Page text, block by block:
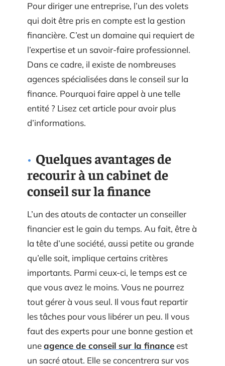
Pour diriger une entreprise, l’un des volets
qui doit être pris en compte est la gestion
financière. C’est un domaine qui requiert de
l’expertise et un savoir-faire professionnel.
Dans ce cadre, il existe de nombreuses
agences spécialisées dans le conseil sur la
finance. Pourquoi faire appel à une telle
entité ? Lisez cet article pour avoir plus
d’informations.
Quelques avantages de
recourir à un cabinet de
conseil sur la finance
L’un des atouts de contacter un conseiller
financier est le gain du temps. Au fait, être à
la tête d’une société, aussi petite ou grande
qu’elle soit, implique certains critères
importants. Parmi ceux-ci, le temps est ce
que vous avez le moins. Vous ne pourrez
tout gérer à vous seul. Il vous faut repartir
les tâches pour vous libérer un peu. Il vous
faut des experts pour une bonne gestion et
uneagence de conseil sur la financeest
un sacré atout. Elle se concentrera sur vos